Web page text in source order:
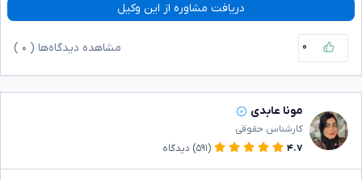
دریافت مشاوره از این وکیل
۰ مشاهده دیدگاه‌ها ( ۰
مونا عابدی
کارشناس حقوقی
۴.۷
(۵۹۱) دیدگاه